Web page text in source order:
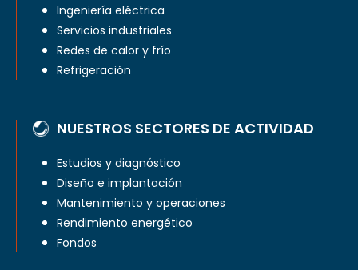
Ingeniería eléctrica
Servicios industriales
Redes de calor y frío
Refrigeración
NUESTROS SECTORES DE ACTIVIDAD
Estudios y diagnóstico
Diseño e implantación
Mantenimiento y operaciones
Rendimiento energético
Fondos